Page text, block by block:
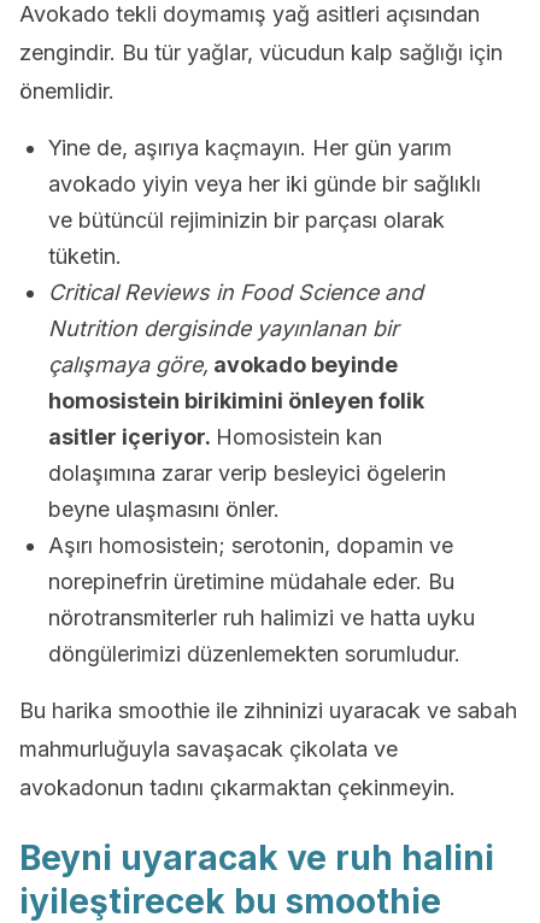
Avokado tekli doymamış yağ asitleri açısından
zengindir. Bu tür yağlar, vücudun kalp sağlığı için
önemlidir.
Yine de, aşırıya kaçmayın. Her gün yarım
avokado yiyin veya her iki günde bir sağlıklı
ve bütüncül rejiminizin bir parçası olarak
tüketin.
Critical Reviews in Food Science and
Nutrition dergisinde yayınlanan bir
çalışmaya göre, avokado beyinde
homosistein birikimini önleyen folik
asitler içeriyor. Homosistein kan
dolaşımına zarar verip besleyici ögelerin
beyne ulaşmasını önler.
Aşırı homosistein; serotonin, dopamin ve
norepinefrin üretimine müdahale eder. Bu
nörotransmiterler ruh halimizi ve hatta uyku
döngülerimizi düzenlemekten sorumludur.
Bu harika smoothie ile zihninizi uyaracak ve sabah
mahmurluğuyla savaşacak çikolata ve
avokadonun tadını çıkarmaktan çekinmeyin.
Beyni uyaracak ve ruh halini
iyileştirecek bu smoothie